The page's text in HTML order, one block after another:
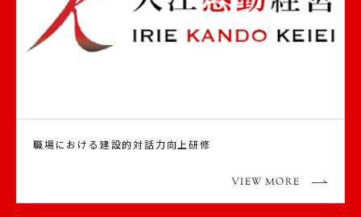
職場における建設的対話力向上研修
VIEW MORE